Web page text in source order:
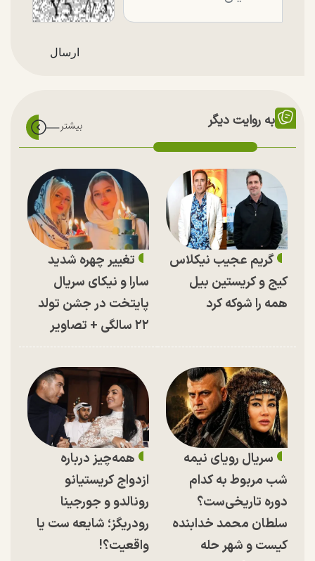
به روایت دیگر
گریم عجیب نیکلاس
کیج و کریستین بیل
همه را شوکه کرد
تغییر چهره شدید
سارا و نیکای سریال
پایتخت در جشن تولد
۲۲ سالگی + تصاویر
سریال رویای نیمه
شب مربوط به کدام
دوره تاریخی‌ست؟
سلطان محمد خدابنده
کیست و شهر حله
همه‌چیز درباره
ازدواج کریستیانو
رونالدو و جورجینا
رودریگز؛ شایعه ست یا
واقعیت؟!